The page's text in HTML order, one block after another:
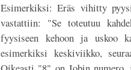
Esimerkiksi: Eräs vihitty
vastattiin: "Se toteutuu
fyysiseen kehoon ja uskoo
esimerkiksi keskiviikko,